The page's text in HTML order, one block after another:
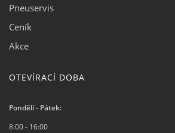
Pneuservis
Ceník
Akce
OTEVÍRACÍ DOBA
Pondělí - Pátek:
8:00 - 16:00